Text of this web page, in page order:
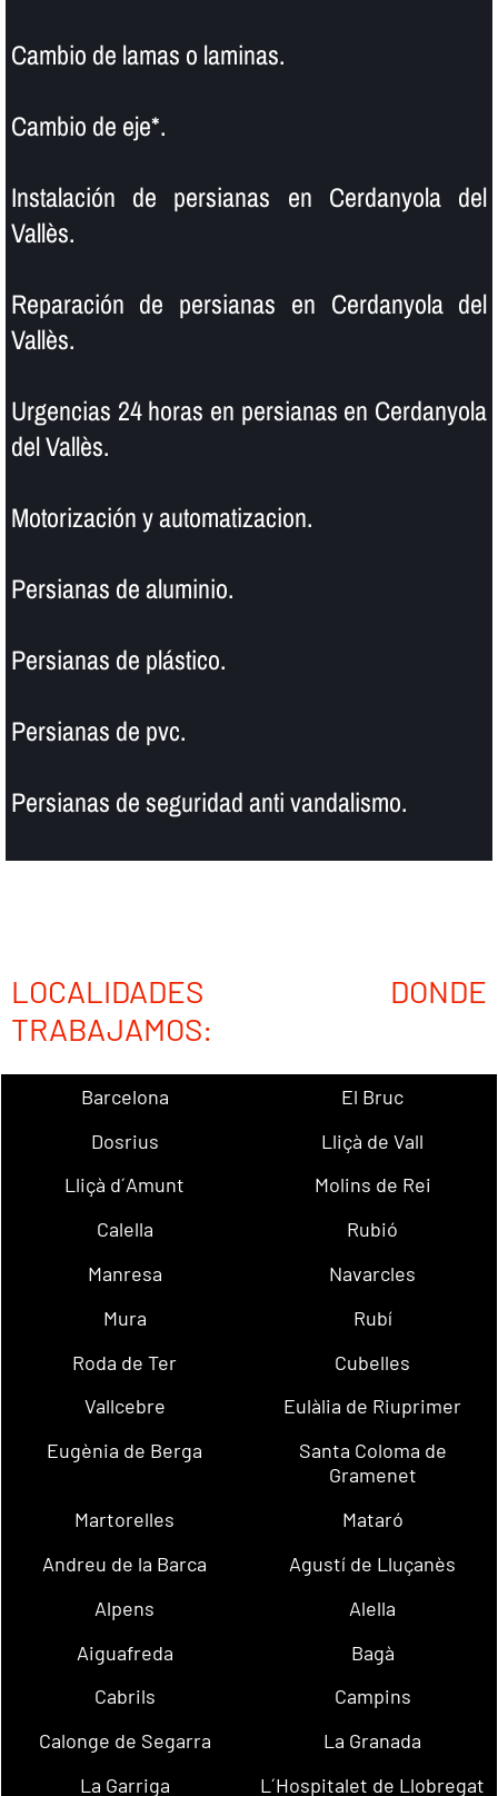
Cambio de lamas o laminas.
Cambio de eje*.
Instalación de persianas en Cerdanyola del
Vallès.
Reparación de persianas en Cerdanyola del
Vallès.
Urgencias 24 horas en persianas en Cerdanyola
del Vallès.
Motorización y automatizacion.
Persianas de aluminio.
Persianas de plástico.
Persianas de pvc.
Persianas de seguridad anti vandalismo.
LOCALIDADES DONDE
TRABAJAMOS:
Barcelona
El Bruc
Dosrius
Lliçà de Vall
Lliçà d´Amunt
Molins de Rei
Calella
Rubió
Manresa
Navarcles
Mura
Rubí
Roda de Ter
Cubelles
Vallcebre
Eulàlia de Riuprimer
Eugènia de Berga
Santa Coloma de
Gramenet
Martorelles
Mataró
Andreu de la Barca
Agustí de Lluçanès
Alpens
Alella
Aiguafreda
Bagà
Cabrils
Campins
Calonge de Segarra
La Granada
La Garriga
L´Hospitalet de Llobregat